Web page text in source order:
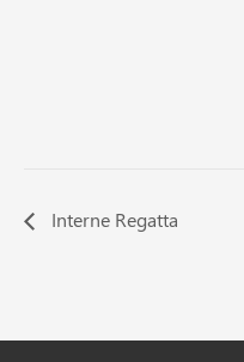
Interne Regatta